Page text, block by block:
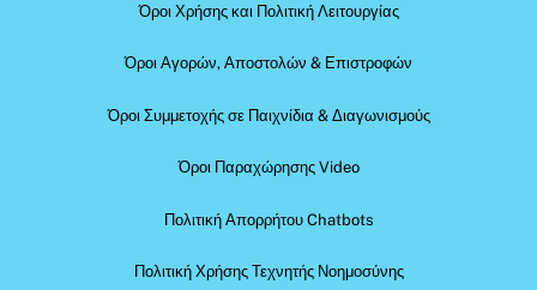
Όροι Χρήσης και Πολιτική Λειτουργίας
Όροι Αγορών, Αποστολών & Επιστροφών
Όροι Συμμετοχής σε Παιχνίδια & Διαγωνισμούς
Όροι Παραχώρησης Video
Πολιτική Απορρήτου Chatbots
Πολιτική Χρήσης Τεχνητής Νοημοσύνης